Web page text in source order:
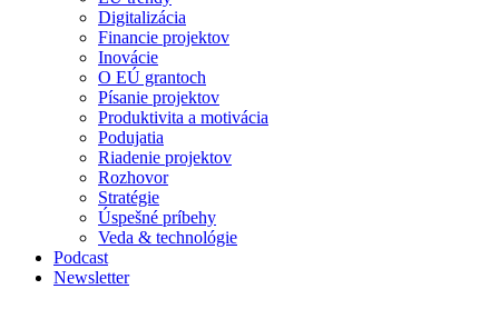
Digitalizácia
Financie projektov
Inovácie
O EÚ grantoch
Písanie projektov
Produktivita a motivácia
Podujatia
Riadenie projektov
Rozhovor
Stratégie
Úspešné príbehy
Veda & technológie
Podcast
Newsletter